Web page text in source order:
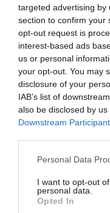
targeted advertising by
section to confirm your
opt-out request is
interest-based ads
us or personal
your opt-out. You may
disclosure of your
IAB’s list of
also be disclosed by
Downstream
Please note that this
not limited to your visit
grant or deny consent
use your data for
Personal Data
I want to opt-out
personal data.
Opted In
Legfrissebb
35